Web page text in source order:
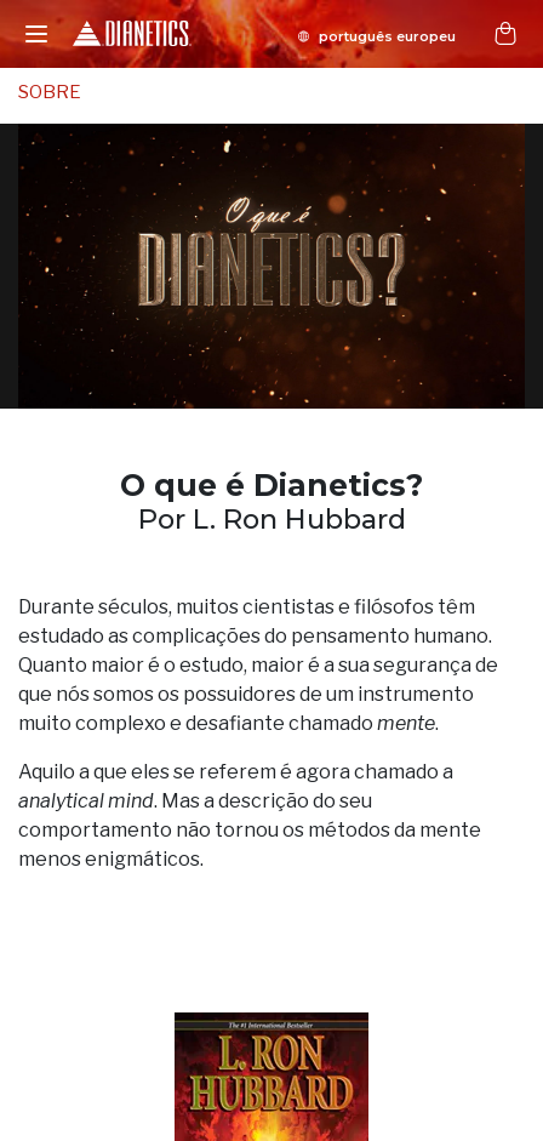
SOBRE
O que é Dianetics?
Por L. Ron Hubbard
Durante séculos, muitos cientistas e filósofos têm
estudado as complicações do pensamento humano.
Quanto maior é o estudo, maior é a sua segurança de
que nós somos os possuidores de um instrumento
muito complexo e desafiante chamado mente.
Aquilo a que eles se referem é agora chamado a
analytical mind. Mas a descrição do seu
comportamento não tornou os métodos da mente
menos enigmáticos.